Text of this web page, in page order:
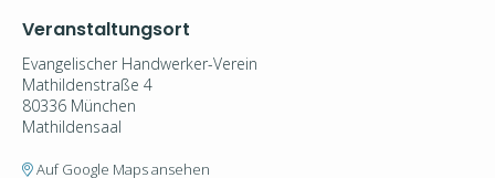
Veranstaltungsort
Evangelischer Handwerker-Verein
Mathildenstraße 4
80336 München
Mathildensaal
Auf Google Maps ansehen